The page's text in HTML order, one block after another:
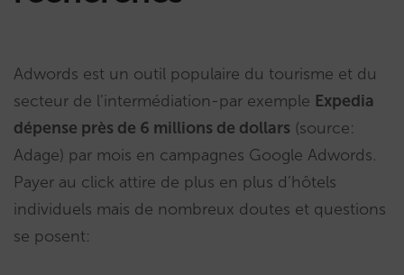
Adwords est un outil populaire du tourisme et du
secteur de l’intermédiation-par exemple Expedia
dépense près de 6 millions de dollars (source:
Adage) par mois en campagnes Google Adwords.
Payer au click attire de plus en plus d’hôtels
individuels mais de nombreux doutes et questions
se posent: